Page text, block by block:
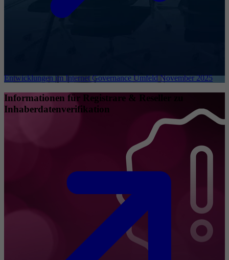
Entwicklungen im Internet Governance Umfeld November 2025
Informationen für Registrare & Reseller zu
Inhaberdatenverifikation